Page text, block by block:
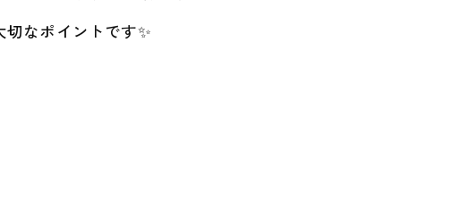
なポイントです✨